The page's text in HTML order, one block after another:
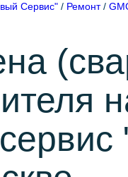
Сервис" / Ремонт/